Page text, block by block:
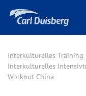
Interkulturelles Training
Interkulturelles
Workout China